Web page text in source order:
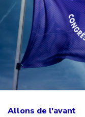
Allons de l'avant